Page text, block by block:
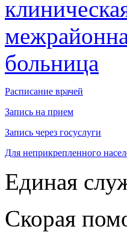
Расписание врачей
Запись на прием
Запись через госуслуги
Для неприкрепленного
Единая
Скорая